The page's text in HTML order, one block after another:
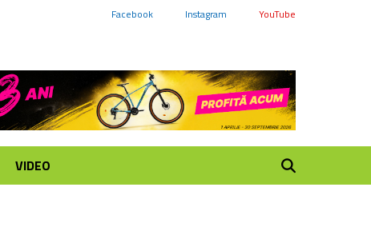
Facebook Instagram YouTube
VIDEO